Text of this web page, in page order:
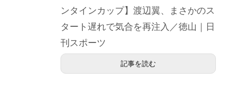
ンタインカップ】渡辺翼、まさかのス
タート遅れで気合を再注入／徳山｜日
刊スポーツ
記事を読む